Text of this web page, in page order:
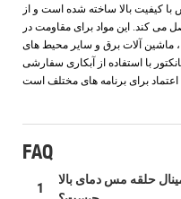
با کیفیت بالا ساخته شده است و از
می کند. این مواد برای مقاومت در
ماشین آلات برق و سایر محیط های
با استفاده از آبکاری سفارشی
FAQ
1
حلقه مس دمای بالا